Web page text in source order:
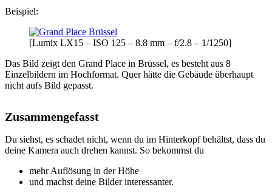
Beispiel:
[Lumix LX15 – ISO 125 – 8.8 mm – f/2.8 – 1/1250]
Das Bild zeigt den Grand Place in Brüssel, es besteht aus 8
Einzelbildern im Hochformat. Quer hätte die Gebäude überhaupt
nicht aufs Bild gepasst.
Zusammengefasst
Du siehst, es schadet nicht, wenn du im Hinterkopf behältst, dass du
deine Kamera auch drehen kannst. So bekommst du
mehr Auflösung in der Höhe
und machst deine Bilder interessanter.